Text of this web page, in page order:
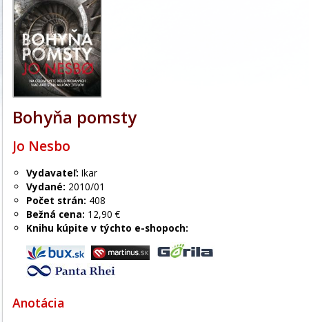
Bohyňa pomsty
Jo Nesbo
Vydavateľ: Ikar
Vydané: 2010/01
Počet strán: 408
Bežná cena: 12,90 €
Knihu kúpite v týchto e-shopoch:
Anotácia